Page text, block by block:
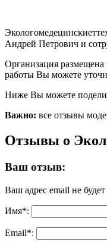
Андрей Петрович и
Организация размещена
работы Вы можете
Ниже Вы можете
Важно: все отзывы
Отзывы о
Ваш отзыв:
Ваш адрес email не
Имя*:
Email*: